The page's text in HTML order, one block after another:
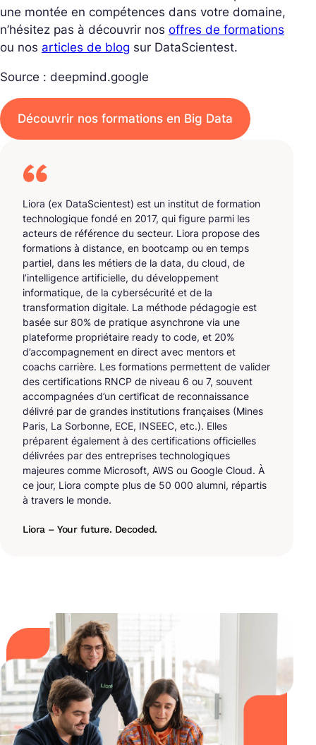
une montée en compétences dans votre domaine,
n’hésitez pas à découvrir nos offres de formations
ou nos articles de blog sur DataScientest.
Source : deepmind.google
Découvrir nos formations en Big Data
Liora (ex DataScientest) est un institut de formation
technologique fondé en 2017, qui figure parmi les
acteurs de référence du secteur. Liora propose des
formations à distance, en bootcamp ou en temps
partiel, dans les métiers de la data, du cloud, de
l’intelligence artificielle, du développement
informatique, de la cybersécurité et de la
transformation digitale. La méthode pédagogie est
basée sur 80% de pratique asynchrone via une
plateforme propriétaire ready to code, et 20%
d’accompagnement en direct avec mentors et
coachs carrière. Les formations permettent de valider
des certifications RNCP de niveau 6 ou 7, souvent
accompagnées d’un certificat de reconnaissance
délivré par de grandes institutions françaises (Mines
Paris, La Sorbonne, ECE, INSEEC, etc.). Elles
préparent également à des certifications officielles
délivrées par des entreprises technologiques
majeures comme Microsoft, AWS ou Google Cloud. À
ce jour, Liora compte plus de 50 000 alumni, répartis
à travers le monde.
Liora – Your future. Decoded.